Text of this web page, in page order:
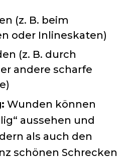
(z. B. beim
oder Inlineskaten)
(z. B. durch
andere scharfe
Wunden können
aussehen und
als auch den
schönen Schrecken